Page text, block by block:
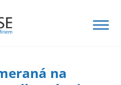
na